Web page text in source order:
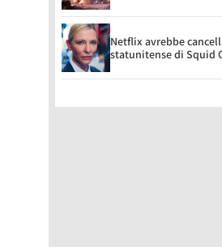
Netflix avrebbe
statunitense di Squid